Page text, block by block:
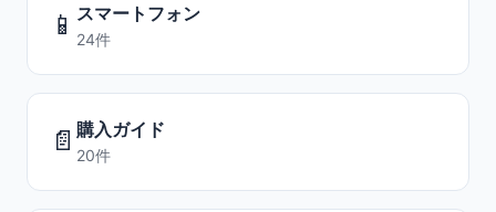
📱 スマートフォン
24件
📄 購入ガイド
20件